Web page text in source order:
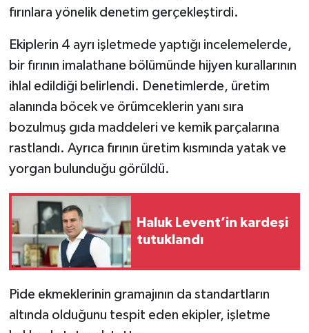
fırınlara yönelik denetim gerçekleştirdi.
Ekiplerin 4 ayrı işletmede yaptığı incelemelerde,
bir fırının imalathane bölümünde hijyen kurallarının
ihlal edildiği belirlendi. Denetimlerde, üretim
alanında böcek ve örümceklerin yanı sıra
bozulmuş gıda maddeleri ve kemik parçalarına
rastlandı. Ayrıca fırının üretim kısmında yatak ve
yorgan bulunduğu görüldü.
Haluk Levent’in kardeşi
tutuklandı
Pide ekmeklerinin gramajının da standartların
altında olduğunu tespit eden ekipler, işletme